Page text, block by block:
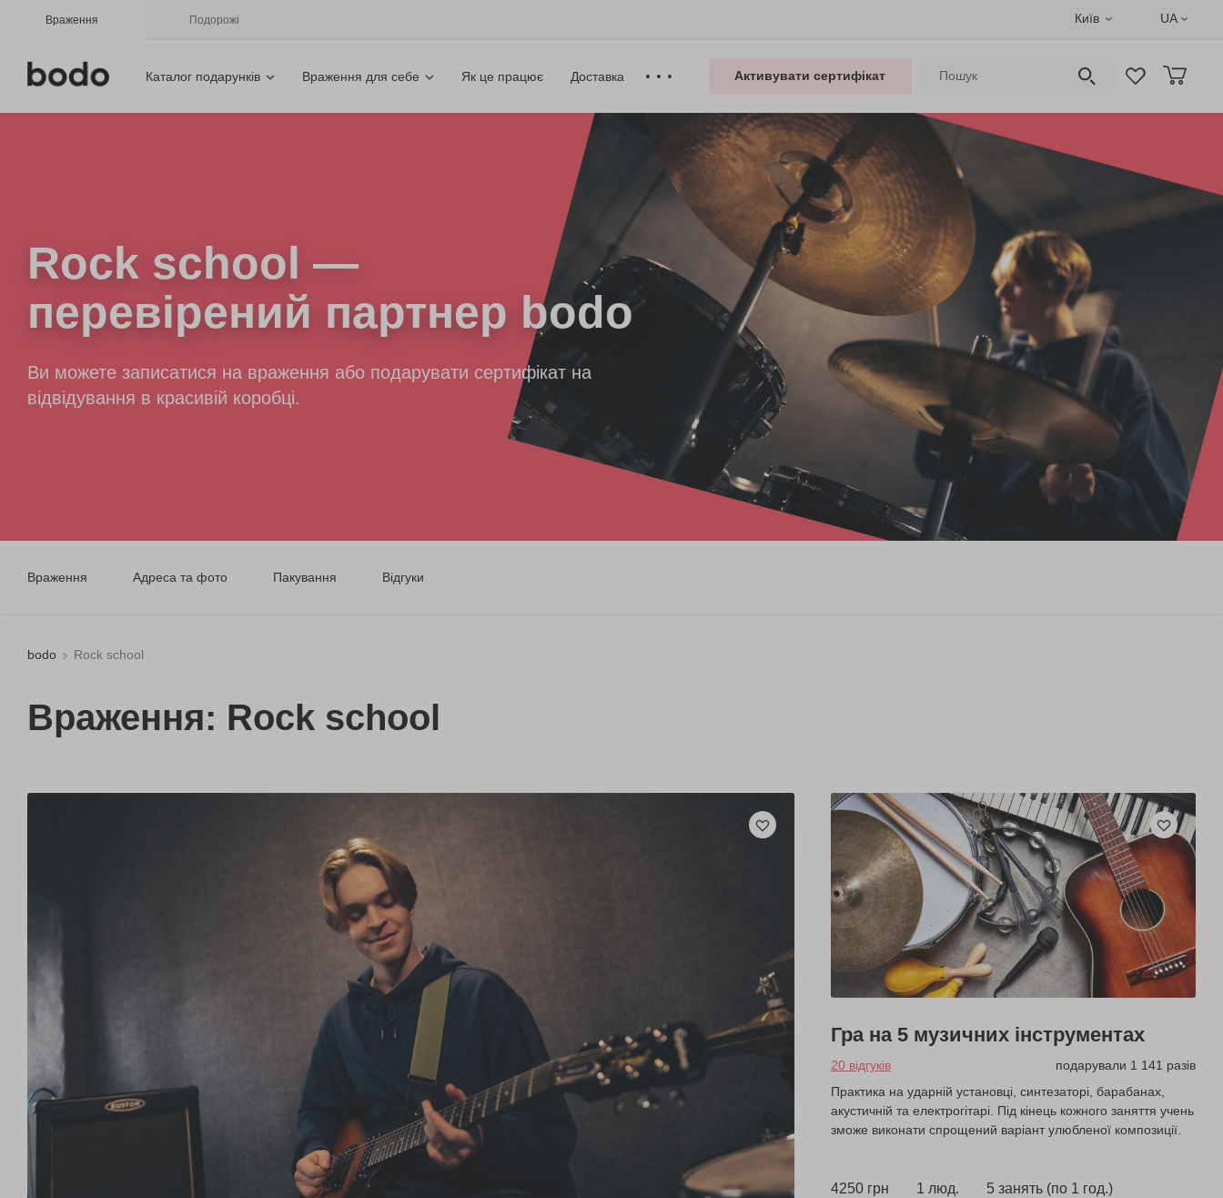
Враження Подорожі Київ UA
Каталог подарунків Враження для себе Як це працює Доставка Активувати сертифікат
Rock schоol —
перевірений партнер bodo
Ви можете записатися на враження або подарувати сертифікат на
відвідування в красивій коробці.
Враження Адреса та фото Пакування Відгуки
bodo Rock schоol
Враження: Rock schоol
Гра на 5 музичних інструментах
20 відгуків
подарували 1 141 разів
Практика на ударній установці, синтезаторі, барабанах,
акустичній та електрогітарі. Під кінець кожного заняття учень
зможе виконати спрощений варіант улюбленої композиції.
4250 грн 1 люд. 5 занять (по 1 год.)